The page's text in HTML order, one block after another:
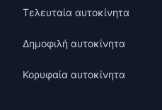
Τελευταία αυτοκίνητα
Δημοφιλή αυτοκίνητα
Κορυφαία αυτοκίνητα